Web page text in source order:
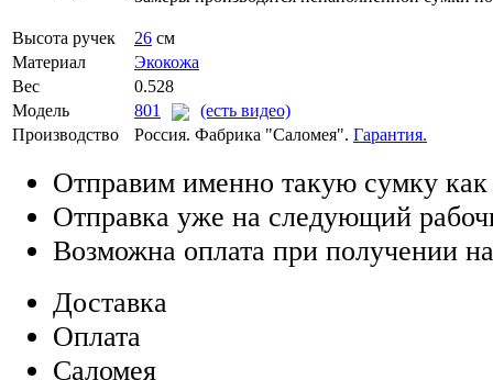
Высота ручек 26 см
Материал
Экокожа
Вес
0.528
Модель
801
(есть видео)
Производство
Россия. Фабрика "Саломея". Гарантия.
Отправим именно такую сумку
Отправка уже на следующий
Возможна оплата при получении
Доставка
Оплата
Саломея